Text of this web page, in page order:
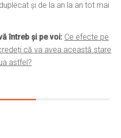
și de la an la an tot mai
întreb și pe voi: Ce efecte pe
că va avea această stare
astfel?